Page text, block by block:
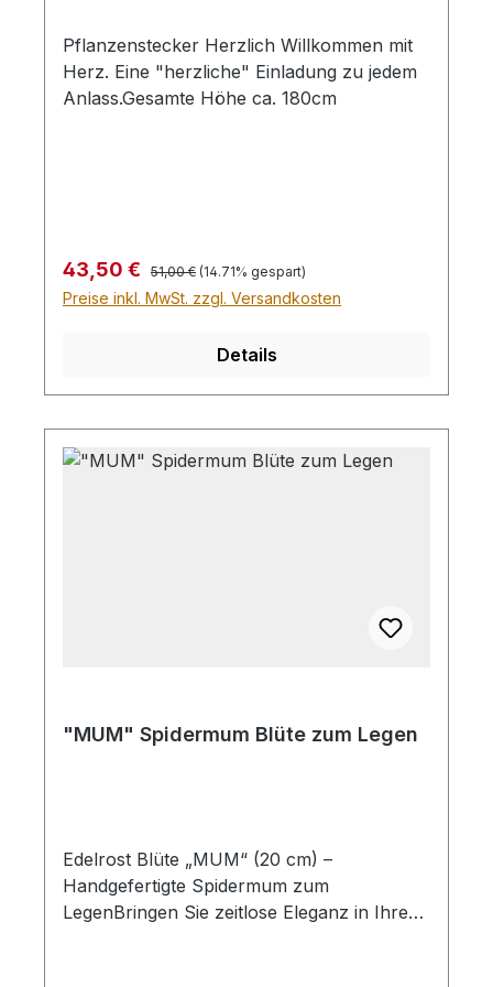
Pflanzenstecker Herzlich Willkommen mit
Herz. Eine "herzliche" Einladung zu jedem
Anlass.Gesamte Höhe ca. 180cm
Verkaufspreis:
43,50 € Regulärer Preis:
51,00 € (14.71% gespart)
Preise inkl. MwSt. zzgl. Versandkosten
Details
"MUM" Spidermum Blüte zum Legen
Edelrost Blüte „MUM“ (20 cm) –
Handgefertigte Spidermum zum
LegenBringen Sie zeitlose Eleganz in Ihre